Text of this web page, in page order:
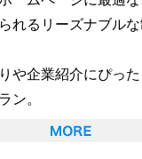
れるリーズナブル
や企業紹介にぴっ
ン。